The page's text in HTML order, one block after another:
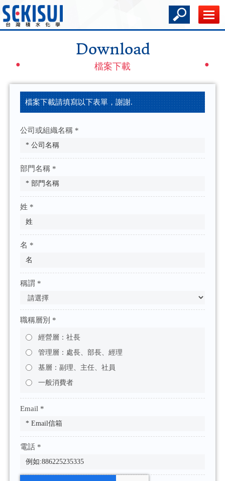
Download
檔案下載
檔案下載請填寫以下表單，謝謝.
公司或組織名稱 *
部門名稱 *
姓 *
名 *
稱謂 *
職稱層別 *
經營層：社長
管理層：處長、部長、經理
基層：副理、主任、社員
一般消費者
Email *
電話 *